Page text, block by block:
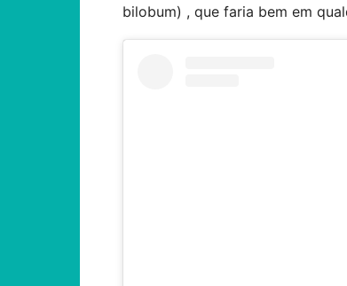
bilobum) , que faria bem em